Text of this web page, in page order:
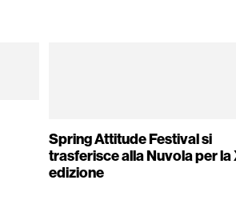
Spring Attitude Festival si
trasferisce alla Nuvola per la
edizione